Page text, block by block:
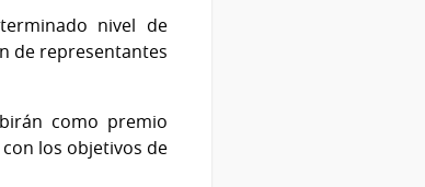
nivel de
de representantes
como premio
los objetivos de